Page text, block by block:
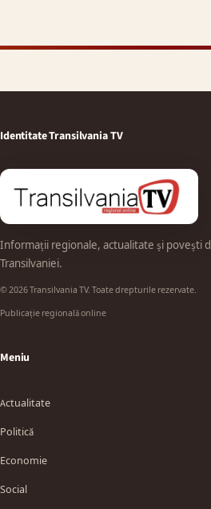
Identitate Transilvania TV
Informații regionale, actualitate și povești
Transilvaniei.
© 2026 Transilvania TV. Toate drepturile rezervate.
Publicație regională online
Meniu
Actualitate
Politică
Economie
Social